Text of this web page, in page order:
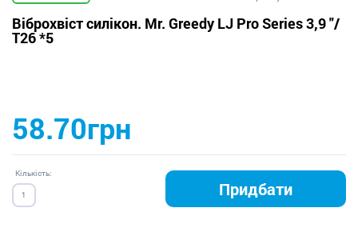
Віброхвіст силікон. Mr. Greedy LJ Pro Series 3,9 "/
T26 *5
58.70грн
Кількість:
Придбати